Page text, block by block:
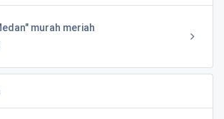
murah meriah